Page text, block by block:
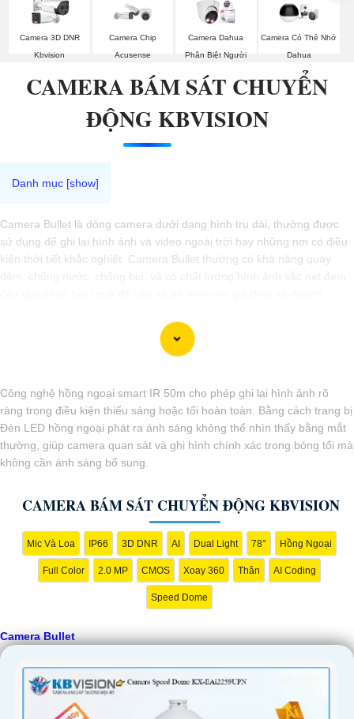
Camera 3D DNR
Kbvision
Camera Chip
Acusense
Camera Dahua
Phân Biệt Người
Camera Có Thẻ Nhớ
Dahua
CAMERA BÁM SÁT CHUYỂN
ĐỘNG KBVISION
Camera Bullet là dòng camera dưới dạng hình trụ dài, thường được
sử dụng để ghi lại hình ảnh và video ngoài trời hay những nơi có điều
kiện thời tiết khắc nghiệt. Camera Bullet thường có khả năng quay
Công nghệ hồng ngoại smart IR 50m cho phép ghi lại hình ảnh rõ
ràng trong điều kiện thiếu sáng hoặc tối hoàn toàn. Bằng cách trang bị
Đèn LED hồng ngoại phát ra ánh sáng không thể nhìn thấy bằng mắt
thường, giúp camera quan sát và ghi hình chính xác trong bóng tối mà
không cần ánh sáng bổ sung.
CAMERA BÁM SÁT CHUYỂN ĐỘNG KBVISION
Mic Và Loa IP66 3D DNR AI Dual Light 78° Hồng Ngoại
Full Color 2.0 MP CMOS Xoay 360 Thân AI Coding
Speed Dome
Camera Bullet